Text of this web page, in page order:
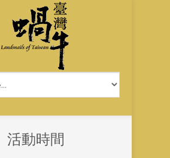
活動時間